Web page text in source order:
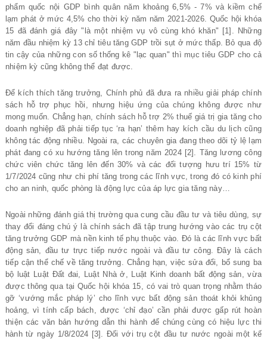
phẩm quốc nội GDP bình quân năm khoảng 6,5% - 7% và kiềm chế
lạm phát ở mức 4,5% cho thời kỳ năm năm 2021-2026. Quốc hội khóa
15 đã đánh giá đây "là một nhiệm vụ vô cùng khó khăn" [1]. Những
năm đầu nhiệm kỳ 13 chỉ tiêu tăng GDP trồi sụt ở mức thấp. Bỏ qua độ
tin cậy của những con số thống kê "lạc quan" thì mục tiêu GDP cho cả
nhiệm kỳ cũng không thể đạt được.
Để kích thích tăng trưởng, Chính phủ đã đưa ra nhiều giải pháp chính
sách hỗ trợ phục hồi, nhưng hiệu ứng của chúng không được như
mong muốn. Chẳng hạn, chính sách hỗ trợ 2% thuế giá trị gia tăng cho
doanh nghiệp đã phải tiếp tục ‘ra hạn’ thêm hay kích cầu du lịch cũng
không tác động nhiều. Ngoài ra, các chuyên gia đang theo dõi tỷ lệ lạm
phát đang có xu hướng tăng lên trong năm 2024 [2]. Tăng lương công
chức viên chức tăng lên đến 30% và các đối tượng hưu trí 15% từ
1/7/2024 cũng như chi phí tăng trong các lĩnh vực, trong đó có kinh phí
cho an ninh, quốc phòng là động lực của áp lực gia tăng này…
Ngoài những đánh giá thị trường qua cung cầu đầu tư và tiêu dùng, sự
thay đổi đáng chú ý là chính sách đã tập trung hướng vào các trụ cột
tăng trưởng GDP mà nền kinh tế phụ thuộc vào. Đó là các lĩnh vực bất
động sản, đầu tư trực tiếp nước ngoài và đầu tư công. Đây là cách
tiếp cận thể chế về tăng trưởng. Chẳng hạn, việc sửa đổi, bổ sung ba
bộ luật Luật Đất đai, Luật Nhà ở, Luật Kinh doanh bất động sản, vừa
được thông qua tại Quốc hội khóa 15, có vai trò quan trọng nhằm tháo
gỡ ‘vướng mắc pháp lý’ cho lĩnh vực bất động sản thoát khỏi khủng
hoảng, vì tính cấp bách, được ‘chỉ đạo’ cần phải được gấp rút hoàn
thiện các văn bản hướng dẫn thi hành để chúng cùng có hiệu lực thi
hành từ ngày 1/8/2024 [3]. Đối với trụ cột đầu tư nước ngoài một kế